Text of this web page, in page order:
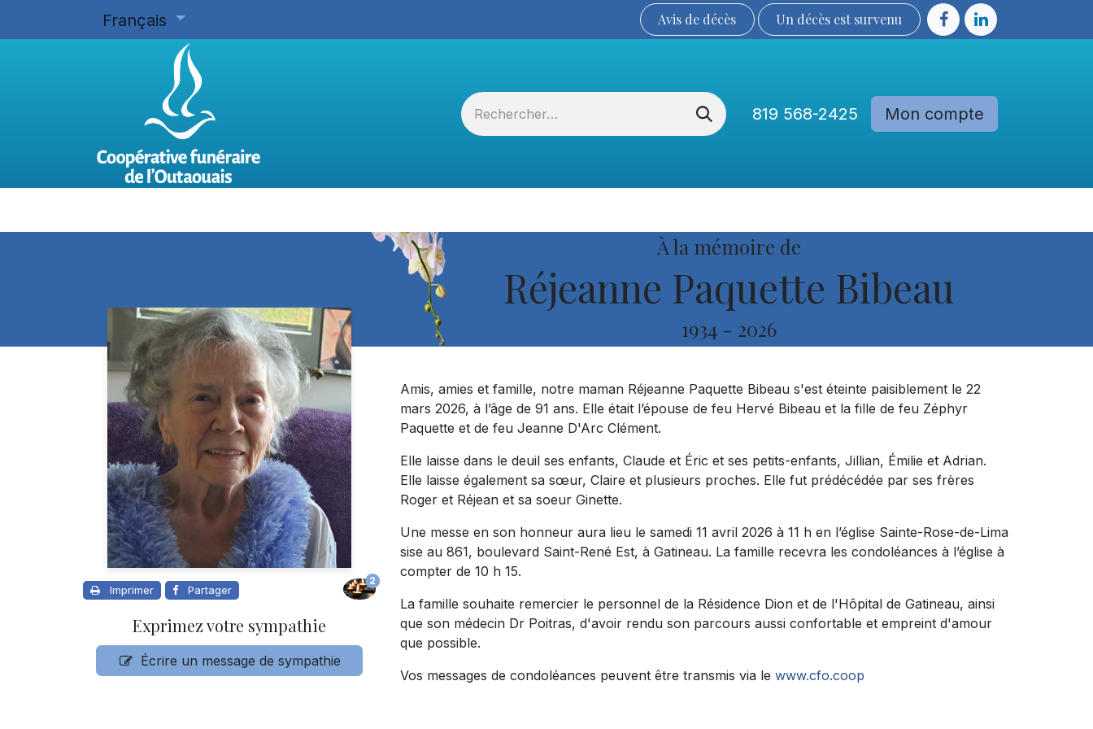
Français Avis de décès Un décès est sur​​​​​​​​ve​nu​​​​​​​​​​
819 568-2425 Mon compte
À la mémoire de
Réjeanne Paquette Bibeau
1934 - 2026
Imprimer Partager
2
Exprimez votre sympathie
Écrire un message de sympathie
Amis, amies et famille, notre maman Réjeanne Paquette Bibeau s'est éteinte paisiblement le 22
mars 2026, à l’âge de 91 ans. Elle était l’épouse de feu Hervé Bibeau et la fille de feu Zéphyr
Paquette et de feu Jeanne D'Arc Clément.
Elle laisse dans le deuil ses enfants, Claude et Éric et ses petits-enfants, Jillian, Émilie et Adrian.
Elle laisse également sa sœur, Claire et plusieurs proches. Elle fut prédécédée par ses frères
Roger et Réjean et sa soeur Ginette.
Une messe en son honneur aura lieu le samedi 11 avril 2026 à 11 h en l’église Sainte-Rose-de-Lima
sise au 861, boulevard Saint-René Est, à Gatineau. La famille recevra les condoléances à l’église à
compter de 10 h 15.
La famille souhaite remercier le personnel de la Résidence Dion et de l'Hôpital de Gatineau, ainsi
que son médecin Dr Poitras, d'avoir rendu son parcours aussi confortable et empreint d'amour
que possible.
Vos messages de condoléances peuvent être transmis via le www.cfo.coop